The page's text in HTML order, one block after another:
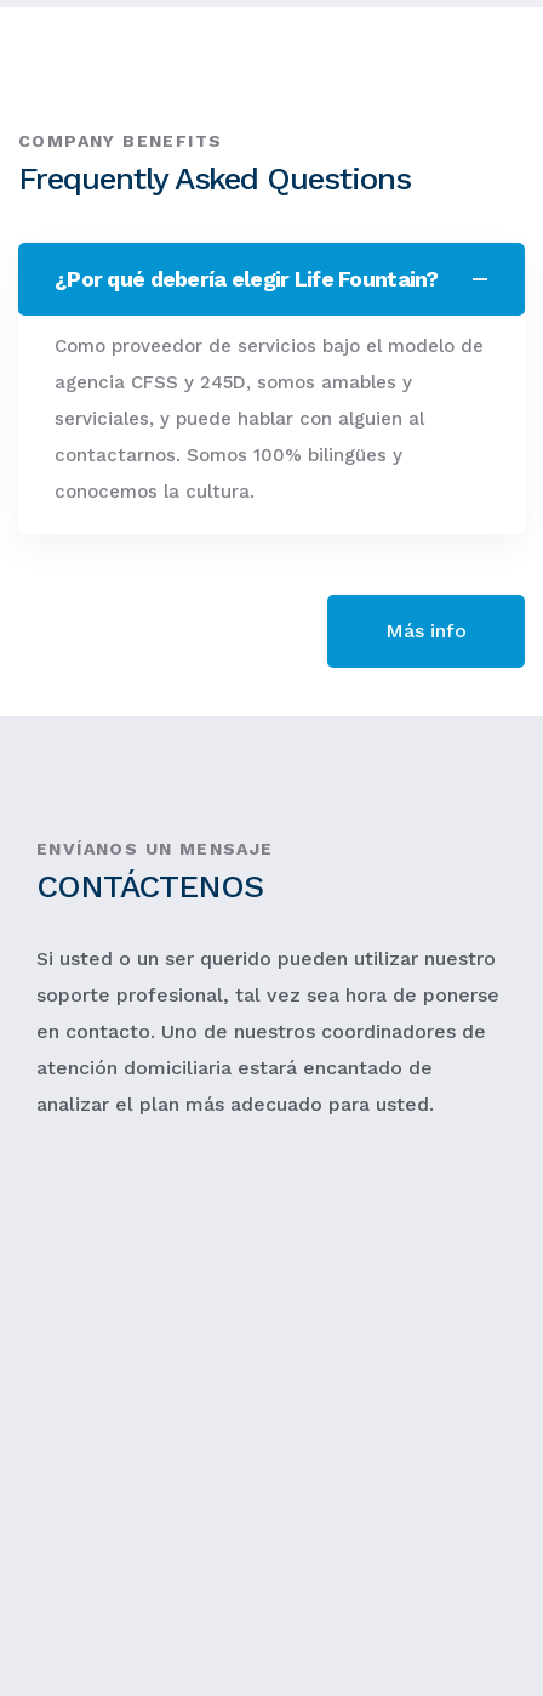
COMPANY BENEFITS
Frequently Asked Questions
¿Por qué debería elegir Life Fountain?
Como proveedor de servicios bajo el modelo de
agencia CFSS y 245D, somos amables y
serviciales, y puede hablar con alguien al
contactarnos. Somos 100% bilingües y
conocemos la cultura.
Más info
ENVÍANOS UN MENSAJE
CONTÁCTENOS
Si usted o un ser querido pueden utilizar nuestro
soporte profesional, tal vez sea hora de ponerse
en contacto. Uno de nuestros coordinadores de
atención domiciliaria estará encantado de
analizar el plan más adecuado para usted.